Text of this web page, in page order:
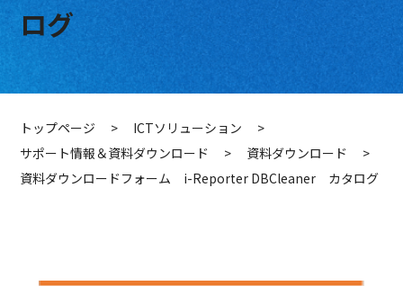
ログ
トップページ > ICTソリューション
>
サポート情報＆資料ダウンロード
> 資料ダウンロード
>
資料ダウンロードフォーム i-Reporter DBCleaner カタログ